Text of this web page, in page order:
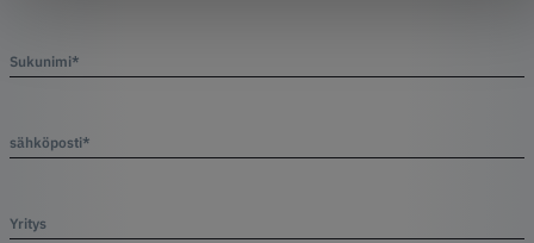
Sukunimi*
sähköposti*
Yritys